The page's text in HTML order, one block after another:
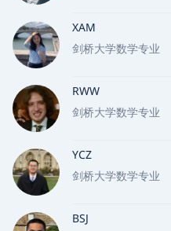
XAM
剑桥大学数学专业
RWW
剑桥大学数学专业
YCZ
剑桥大学数学专业
BSJ